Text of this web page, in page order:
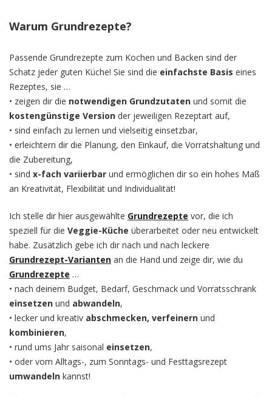
Warum Grundrezepte?
Passende Grundrezepte zum Kochen und Backen sind der
Schatz jeder guten Küche! Sie sind die einfachste Basis eines
Rezeptes, sie …
• zeigen dir die notwendigen Grundzutaten und somit die
kostengünstige Version der jeweiligen Rezeptart auf,
• sind einfach zu lernen und vielseitig einsetzbar,
• erleichtern dir die Planung, den Einkauf, die Vorratshaltung und
die Zubereitung,
• sind x-fach variierbar und ermöglichen dir so ein hohes Maß
an Kreativität, Flexibilität und Individualität!
Ich stelle dir hier ausgewählte Grundrezepte vor, die ich
speziell für die Veggie-Küche überarbeitet oder neu entwickelt
habe. Zusätzlich gebe ich dir nach und nach leckere
Grundrezept-Varianten an die Hand und zeige dir, wie du
Grundrezepte …
• nach deinem Budget, Bedarf, Geschmack und Vorratsschrank
einsetzen und abwandeln,
• lecker und kreativ abschmecken, verfeinern und
kombinieren,
• rund ums Jahr saisonal einsetzen,
• oder vom Alltags-, zum Sonntags- und Festtagsrezept
umwandeln kannst!